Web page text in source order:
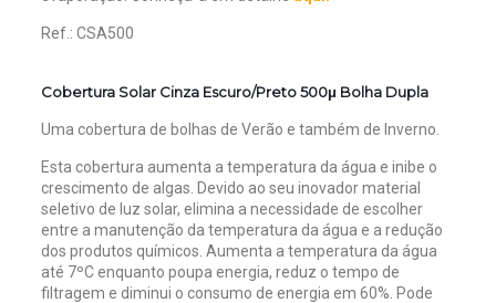
Ref.: CSA500
Cobertura Solar Cinza Escuro/Preto 500μ Bolha Dupla
Uma cobertura de bolhas de Verão e também de Inverno.
Esta cobertura aumenta a temperatura da água e inibe o
crescimento de algas. Devido ao seu inovador material
seletivo de luz solar, elimina a necessidade de escolher
entre a manutenção da temperatura da água e a redução
dos produtos químicos. Aumenta a temperatura da água
até 7ºC enquanto poupa energia, reduz o tempo de
filtragem e diminui o consumo de energia em 60%. Pode